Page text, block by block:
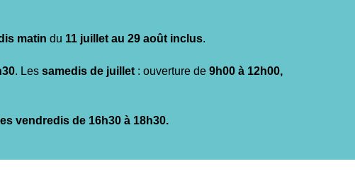
matin du 11 juillet au 29 août inclus.
. Les samedis de juillet : ouverture de 9h00 à 12h00,
vendredis de 16h30 à 18h30.